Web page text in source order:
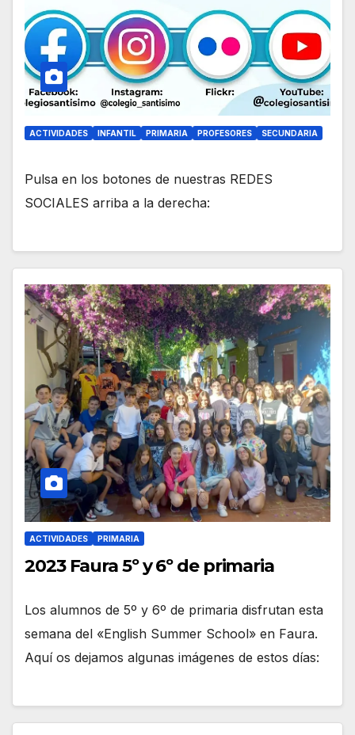
ACTIVIDADES INFANTIL PRIMARIA PROFESORES SECUNDARIA
Pulsa en los botones de nuestras REDES
SOCIALES arriba a la derecha:
ACTIVIDADES PRIMARIA
2023 Faura 5º y 6º de primaria
Los alumnos de 5º y 6º de primaria disfrutan esta
semana del «English Summer School» en Faura.
Aquí os dejamos algunas imágenes de estos días: